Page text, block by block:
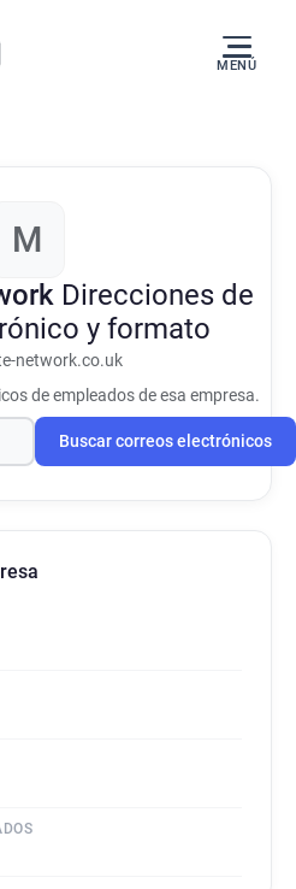
MENÚ
M
Direcciones de
y formato
network.co.uk
de empleados de esa empresa.
Buscar correos electrónicos